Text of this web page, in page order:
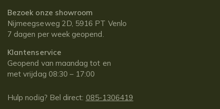
Bezoek onze showroom
Nijmeegseweg 2D, 5916 PT Venlo
7 dagen per week geopend.
Klantenservice
Geopend van maandag tot en
met vrijdag 08:30 – 17:00
Hulp nodig? Bel direct: 085-1306419